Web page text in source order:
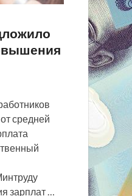
средней
зарплат …